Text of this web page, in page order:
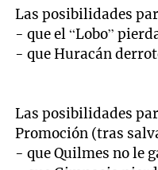
Las posibilidades
- que el “Lobo”
- que Huracán
Las posibilidades
Promoción (tras
- que Quilmes no le